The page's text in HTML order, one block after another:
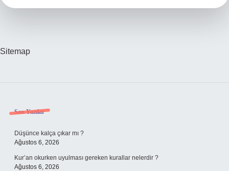
Sitemap
Sidebar
Son Yazılar
Düşünce kalça çıkar mı ?
Ağustos 6, 2026
Kur’an okurken uyulması gereken kurallar nelerdir ?
Ağustos 6, 2026